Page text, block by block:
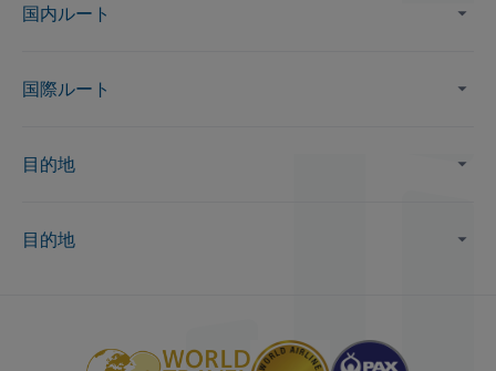
国内ルート
国際ルート
目的地
目的地